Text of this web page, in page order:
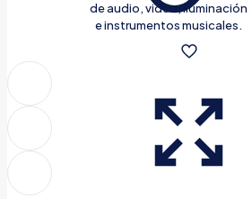
de audio, video, iluminación
e instrumentos musicales.